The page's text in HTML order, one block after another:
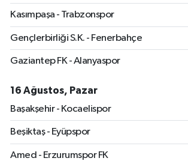
Kasımpaşa - Trabzonspor
Gençlerbirliği S.K. - Fenerbahçe
Gaziantep FK - Alanyaspor
16 Ağustos, Pazar
Başakşehir - Kocaelispor
Beşiktaş - Eyüpspor
Amed - Erzurumspor FK